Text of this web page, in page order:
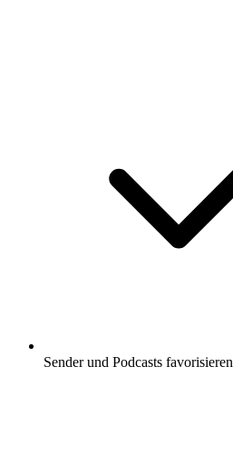
Sender und Podcasts favorisieren